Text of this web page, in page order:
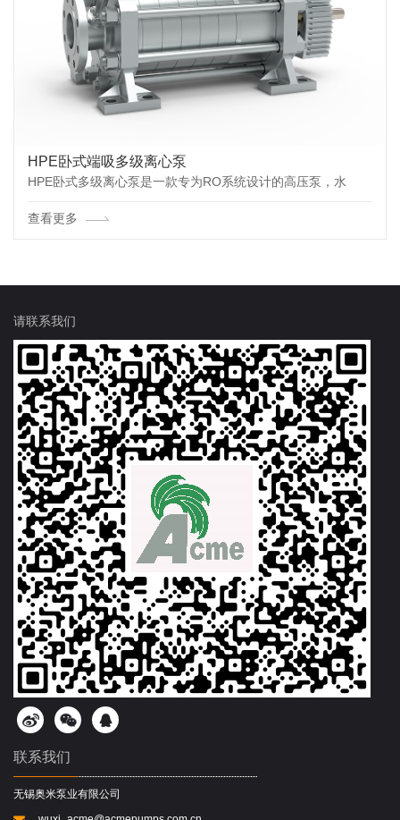
HPE卧式端吸多级离心泵
HPE卧式多级离心泵是一款专为RO系统设计的高压泵，水
查看更多
请联系我们
联系我们
无锡奥米泵业有限公司